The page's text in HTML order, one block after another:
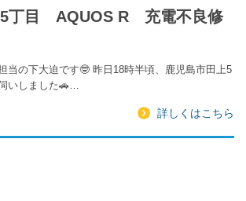
5丁目 AQUOS R 充電不良修
当の下大迫です🤓 昨日18時半頃、鹿児島市田上5
いしました🚗…
詳しくはこちら